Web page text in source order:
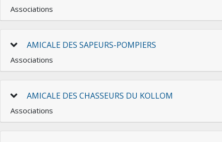
Associations
AMICALE DES SAPEURS-POMPIERS
Associations
AMICALE DES CHASSEURS DU KOLLOM
Associations